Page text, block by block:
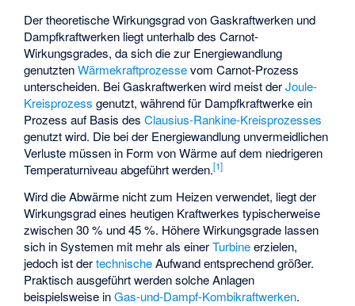
Der theoretische Wirkungsgrad von Gaskraftwerken und
Dampfkraftwerken liegt unterhalb des Carnot-
Wirkungsgrades, da sich die zur Energiewandlung
genutztenWärmekraftprozessevom Carnot-Prozess
unterscheiden. Bei Gaskraftwerken wird meist derJoule-
Kreisprozess genutzt, während für Dampfkraftwerke ein
Prozess auf Basis desClausius-Rankine-Kreisprozesses
genutzt wird. Die bei der Energiewandlung unvermeidlichen
Verluste müssen in Form von Wärme auf dem niedrigeren
Temperaturniveau abgeführt werden.[1]
Wird die Abwärme nicht zum Heizen verwendet, liegt der
Wirkungsgrad eines heutigen Kraftwerkes typischerweise
zwischen 30 % und 45 %. Höhere Wirkungsgrade lassen
sich in Systemen mit mehr als einerTurbineerzielen,
jedoch ist dertechnischeAufwand entsprechend größer.
Praktisch ausgeführt werden solche Anlagen
beispielsweise inGas-und-Dampf-Kombikraftwerken.